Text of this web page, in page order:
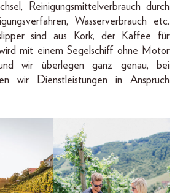
Reinigungsmittelverbrauch durch
Wasserverbrauch etc.
sind aus Kork, der Kaffee für
mit einem Segelschiff ohne Motor
wir überlegen ganz genau, bei
wir Dienstleistungen in Anspruch